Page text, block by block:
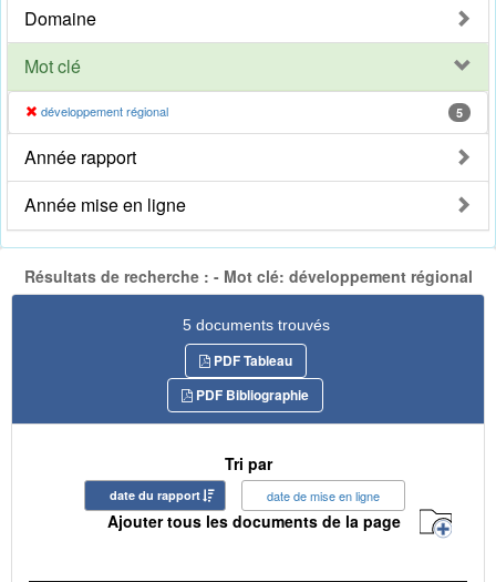
Domaine
Mot clé
développement régional 5
Année rapport
Année mise en ligne
Résultats de recherche : - Mot clé: développement régional
5 documents trouvés
PDF Tableau
PDF Bibliographie
Tri par
date du rapport date de mise en ligne
Ajouter tous les documents de la page